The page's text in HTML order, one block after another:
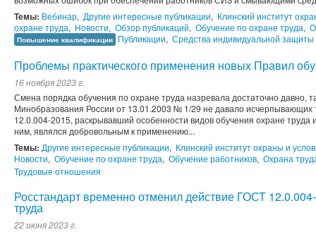
Темы: Вебинар, Другие интересные публикации, Клинский институт
охране труда, Новости, Обзор публикаций, Обучение по охране труда,
Повышение квалификации Публикации, Средства индивидуальной защиты
Проблемы практического применения новых Правил
16 ноября 2023 г.
Смена порядка обучения по охране труда назревала достаточно давно,
Минобразования России от 13.01.2003 № 1/29 не давало
12.0.004-2015, раскрывавший особенности видов обучения охране труда
ним, являлся добровольным к применению...
Темы: Другие интересные публикации, Клинский институт охраны и
Новости, Обучение по охране труда, Обучение работников, Охрана
Трудовые отношения
Росстандарт временно отменил действие ГОСТ
труда
22 июня 2023 г.